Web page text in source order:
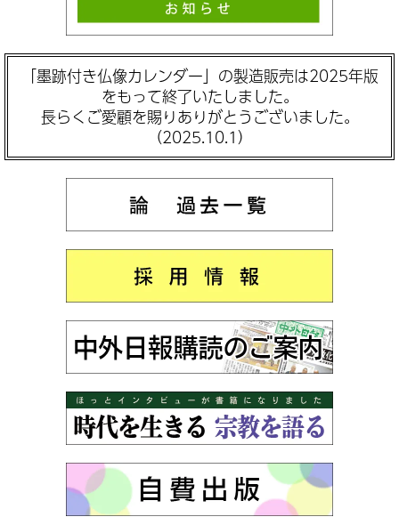
「墨跡付き仏像カレンダー」の製造販売は2025年版
をもって終了いたしました。
長らくご愛顧を賜りありがとうございました。
（2025.10.1）